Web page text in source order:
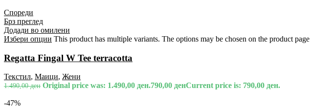
Спореди
Брз преглед
Додади во омилени
Избери опции This product has multiple variants. The options may be chosen on the product page
Regatta Fingal W Tee terracotta
Текстил, Маици, Жени
1.490,00ден Original price was: 1.490,00 ден.790,00 денCurrent price is: 790,00 ден.
-47%